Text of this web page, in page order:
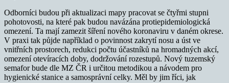
Odborníci budou při aktualizaci mapy pracovat se čtyřmi stupni
pohotovosti, na které pak budou navázána protiepidemiologická
omezení. Ta mají zamezit šíření nového koronaviru v daném okrese.
V praxi tak půjde například o povinnost zakrytí nosu a úst ve
vnitřních prostorech, redukci počtu účastníků na hromadných akcí,
omezení otevíracích doby, dodržování rozestupů. Nový tuzemský
semafor bude dle MZ ČR i určitou metodikou a návodem pro
hygienické stanice a samosprávní celky. Měl by jim říci, jak